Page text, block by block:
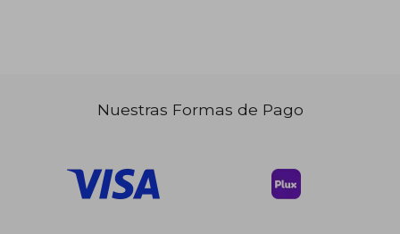
Nuestras Formas de Pago